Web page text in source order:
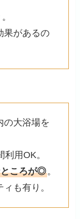
果があるの
の大浴場を
用OK。
ところが◎。
も有り。